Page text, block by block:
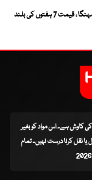
عالمی مارکیٹ میں سونا مزید مہنگا ، قیمت 7 ہفتوں کی بلند
کی کاوش ہے۔ اس مواد کو بغیر
نقل کرنا درست نہیں۔ تمام